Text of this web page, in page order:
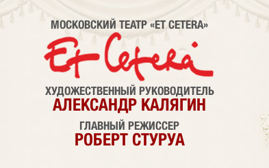
МОСКОВСКИЙ ТЕАТР «ET CETERA»
ХУДОЖЕСТВЕННЫЙ РУКОВОДИТЕЛЬ
АЛЕКСАНДР КАЛЯГИН
ГЛАВНЫЙ РЕЖИССЕР
РОБЕРТ СТУРУА